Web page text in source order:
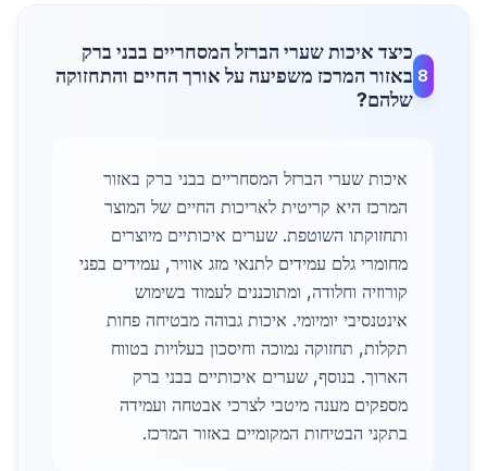
8
כיצד איכות שערי הברזל המסחריים בבני ברק
באזור המרכז משפיעה על אורך החיים והתחזוקה
שלהם?
איכות שערי הברזל המסחריים בבני ברק באזור
המרכז היא קריטית לאריכות החיים של המוצר
ותחזוקתו השוטפת. שערים איכותיים מיוצרים
מחומרי גלם עמידים לתנאי מזג אוויר, עמידים בפני
קורוזיה וחלודה, ומתוכננים לעמוד בשימוש
אינטנסיבי יומיומי. איכות גבוהה מבטיחה פחות
תקלות, תחזוקה נמוכה וחיסכון בעלויות בטווח
הארוך. בנוסף, שערים איכותיים בבני ברק
מספקים מענה מיטבי לצרכי אבטחה ועמידה
בתקני הבטיחות המקומיים באזור המרכז.